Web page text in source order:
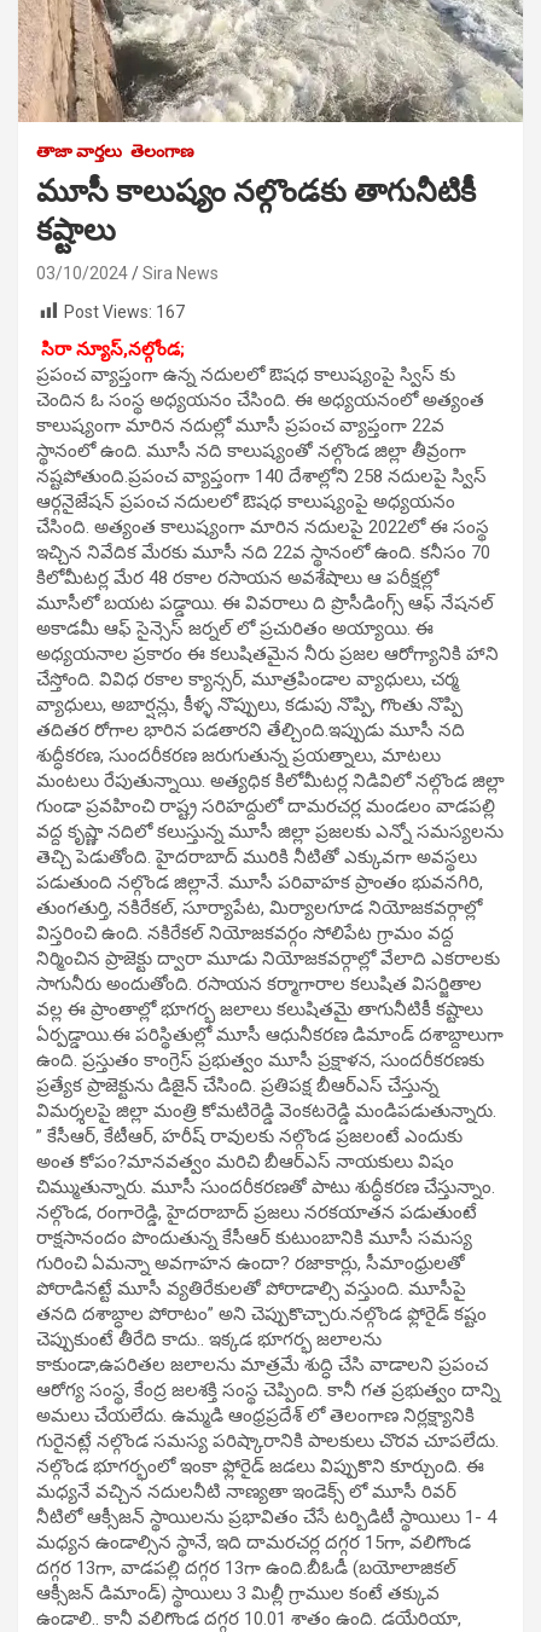
తాజా వార్తలు తెలంగాణ
మూసీ కాలుష్యం నల్గొండకు తాగునీటికీ
కష్టాలు
03/10/2024
Sira News
Post Views: 167
సిరా న్యూస్,నల్గోండ;
ప్రపంచ వ్యాప్తంగా ఉన్న నదులలో ఔషధ కాలుష్యంపై స్విస్ కు
చెందిన ఓ సంస్థ అధ్యయనం చేసింది. ఈ అధ్యయనంలో అత్యంత
కాలుష్యంగా మారిన నదుల్లో మూసీ ప్రపంచ వ్యాప్తంగా 22వ
స్థానంలో ఉంది. మూసీ నది కాలుష్యంతో నల్గొండ జిల్లా తీవ్రంగా
నష్టపోతుంది.ప్రపంచ వ్యాప్తంగా 140 దేశాల్లోని 258 నదులపై స్విస్
ఆర్గనైజేషన్ ప్రపంచ నదులలో ఔషధ కాలుష్యంపై అధ్యయనం
చేసింది. అత్యంత కాలుష్యంగా మారిన నదులపై 2022లో ఈ సంస్థ
ఇచ్చిన నివేదిక మేరకు మూసీ నది 22వ స్థానంలో ఉంది. కనీసం 70
కిలోమీటర్ల మేర 48 రకాల రసాయన అవశేషాలు ఆ పరీక్షల్లో
మూసీలో బయట పడ్డాయి. ఈ వివరాలు ది ప్రొసీడింగ్స్ ఆఫ్ నేషనల్
అకాడమీ ఆఫ్ సైన్సెస్ జర్నల్‌ లో ప్రచురితం అయ్యాయి. ఈ
అధ్యయనాల ప్రకారం ఈ కలుషితమైన నీరు ప్రజల ఆరోగ్యానికి హాని
చేస్తోంది. వివిధ రకాల క్యాన్సర్, మూత్రపిండాల వ్యాధులు, చర్మ
వ్యాధులు, అబార్షన్లు, కీళ్ళ నొప్పులు, కడుపు నొప్పి, గొంతు నొప్పి
తదితర రోగాల భారిన పడతారని తేల్చింది.ఇప్పుడు మూసీ నది
శుద్ధీకరణ, సుందరీకరణ జరుగుతున్న ప్రయత్నాలు, మాటలు
మంటలు రేపుతున్నాయి. అత్యధిక కిలోమీటర్ల నిడివిలో నల్గొండ జిల్లా
గుండా ప్రవహించి రాష్ట్ర సరిహద్దులో దామరచర్ల మండలం వాడపల్లి
వద్ద కృష్ణా నదిలో కలుస్తున్న మూసీ జిల్లా ప్రజలకు ఎన్నో సమస్యలను
తెచ్చి పెడుతోంది. హైదరాబాద్ మురికి నీటితో ఎక్కువగా అవస్థలు
పడుతుంది నల్గొండ జిల్లానే. మూసీ పరివాహక ప్రాంతం భువనగిరి,
తుంగతుర్తి, నకిరేకల్, సూర్యాపేట, మిర్యాలగూడ నియోజకవర్గాల్లో
విస్తరించి ఉంది. నకిరేకల్ నియోజకవర్గం సోలిపేట గ్రామం వద్ద
నిర్మించిన ప్రాజెక్టు ద్వారా మూడు నియోజకవర్గాల్లో వేలాది ఎకరాలకు
సాగునీరు అందుతోంది. రసాయన కర్మాగారాల కలుషిత విసర్జితాల
వల్ల ఈ ప్రాంతాల్లో భూగర్భ జలాలు కలుషితమై తాగునీటికీ కష్టాలు
ఏర్పడ్డాయి.ఈ పరిస్థితుల్లో మూసీ ఆధునీకరణ డిమాండ్ దశాబ్దాలుగా
ఉంది. ప్రస్తుతం కాంగ్రెస్ ప్రభుత్వం మూసీ ప్రక్షాళన, సుందరీకరణకు
ప్రత్యేక ప్రాజెక్టును డిజైన్ చేసింది. ప్రతిపక్ష బీఆర్ఎస్ చేస్తున్న
విమర్శలపై జిల్లా మంత్రి కోమటిరెడ్డి వెంకటరెడ్డి మండిపడుతున్నారు.
” కేసీఆర్, కేటీఆర్, హరీష్ రావులకు నల్గొండ ప్రజలంటే ఎందుకు
అంత కోపం?మానవత్వం మరిచి బీఆర్ఎస్ నాయకులు విషం
చిమ్ముతున్నారు. మూసీ సుందరీకరణతో పాటు శుద్ధీకరణ చేస్తున్నాం.
నల్గొండ, రంగారెడ్డి, హైదరాబాద్ ప్రజలు నరకయాతన పడుతుంటే
రాక్షసానందం పొందుతున్న కేసీఆర్ కుటుంబానికి మూసీ సమస్య
గురించి ఏమన్నా అవగాహన ఉందా? రజాకార్లు, సీమాంధ్రులతో
పోరాడినట్టే మూసీ వ్యతిరేకులతో పోరాడాల్సి వస్తుంది. మూసీపై
తనది దశాబ్ధాల పోరాటం” అని చెప్పుకొచ్చారు.నల్గొండ ఫ్లోరైడ్ కష్టం
చెప్పుకుంటే తీరేది కాదు.. ఇక్కడ భూగర్భ జలాలను
కాకుండా,ఉపరితల జలాలను మాత్రమే శుద్ధి చేసి వాడాలని ప్రపంచ
ఆరోగ్య సంస్థ, కేంద్ర జలశక్తి సంస్థ చెప్పింది. కానీ గత ప్రభుత్వం దాన్ని
అమలు చేయలేదు. ఉమ్మడి ఆంధ్రప్రదేశ్ లో తెలంగాణ నిర్లక్ష్యానికి
గురైనట్లే నల్గొండ సమస్య పరిష్కారానికి పాలకులు చొరవ చూపలేదు.
నల్గొండ భూగర్భంలో ఇంకా ఫ్లోరైడ్ జడలు విప్పుకొని కూర్చుంది. ఈ
మధ్యనే వచ్చిన నదులనీటి నాణ్యతా ఇండెక్స్ లో మూసీ రివర్
నీటిలో ఆక్సీజన్ స్థాయిలను ప్రభావితం చేసే టర్బిడిటీ స్థాయిలు 1- 4
మధ్యన ఉండాల్సిన స్థానే, ఇది దామరచర్ల దగ్గర 15గా, వలిగొండ
దగ్గర 13గా, వాడపల్లి దగ్గర 13గా ఉంది.బీఓడీ (బయోలాజికల్
ఆక్సీజన్ డిమాండ్) స్థాయిలు 3 మిల్లీ గ్రాముల కంటే తక్కువ
ఉండాలి.. కానీ వలిగొండ దగ్గర 10.01 శాతం ఉంది. డయేరియా,